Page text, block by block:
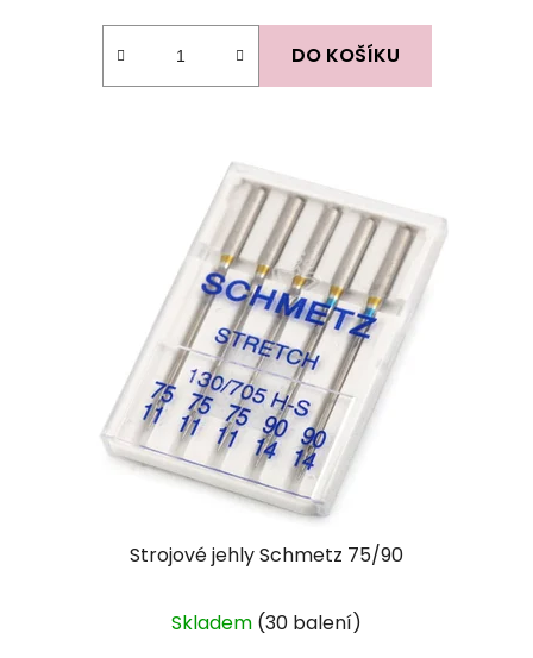
DO KOŠÍKU
Strojové jehly Schmetz 75/90
Skladem (30 balení)